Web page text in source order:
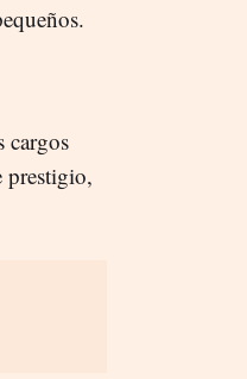
cargos
prestigio,